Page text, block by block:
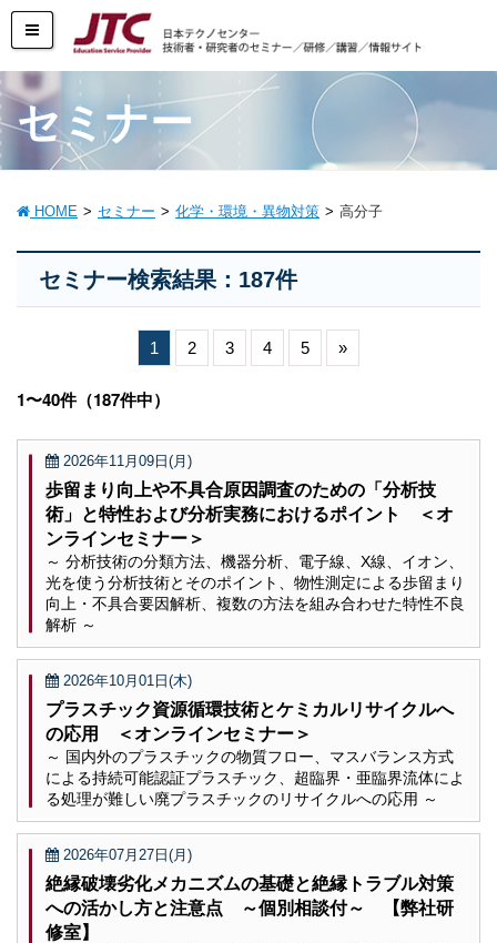
セミナー
HOME セミナー 化学・環境・異物対策 高分子
セミナー検索結果：187件
1 2 3 4 5 »
1〜40件（187件中）
2026年11月09日(月)
歩留まり向上や不具合原因調査のための「分析技
術」と特性および分析実務におけるポイント ＜オ
ンラインセミナー＞
～ 分析技術の分類方法、機器分析、電子線、X線、イオン、
光を使う分析技術とそのポイント、物性測定による歩留まり
向上・不具合要因解析、複数の方法を組み合わせた特性不良
解析 ～
2026年10月01日(木)
プラスチック資源循環技術とケミカルリサイクルへ
の応用 ＜オンラインセミナー＞
～ 国内外のプラスチックの物質フロー、マスバランス方式
による持続可能認証プラスチック、超臨界・亜臨界流体によ
る処理が難しい廃プラスチックのリサイクルへの応用 ～
2026年07月27日(月)
絶縁破壊劣化メカニズムの基礎と絶縁トラブル対策
への活かし方と注意点 ～個別相談付～ 【弊社研
修室】